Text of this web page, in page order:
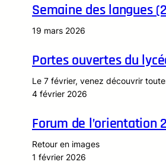
Semaine des langues
19 mars 2026
Portes ouvertes du
Le 7 février, venez découvrir
4 février 2026
Forum de l’orientation
Retour en images
1 février 2026